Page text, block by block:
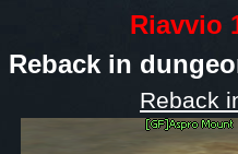
Riavvio
Reback in
Reback